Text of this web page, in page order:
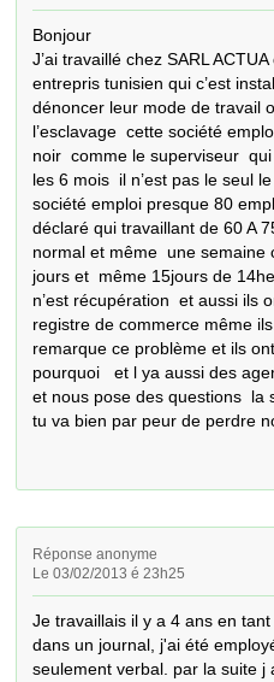
Bonjour
J’ai travaillé chez SARL
entrepris tunisien qui c’est
dénoncer leur mode de travail
l’esclavage  cette société
noir  comme le superviseur
les 6 mois  il n’est pas le seul
société emploi presque 80
déclaré qui travaillant de 60 A
normal et même  une semaine
jours et  même 15jours de
n’est récupération  et aussi ils
registre de commerce même
remarque ce problème et ils
pourquoi   et l ya aussi des
et nous pose des questions  la
tu va bien par peur de perdre
Réponse anonyme
Le 03/02/2013 é 23h25
Je travaillais il y a 4 ans en
dans un journal, j'ai été
seulement verbal. par la suite